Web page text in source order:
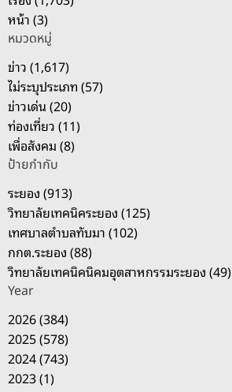
สำ
ห
รั
บ
:
หน้า (3)
หมวดหมู่
ข่าว (1,617)
ไม่ระบุประเภท (57)
ข่าวเด่น (20)
ท่องเที่ยว (11)
เพื่อสังคม (8)
ป้ายกำกับ
ระยอง (913)
วิทยาลัยเทคนิคระยอง (125)
เทศบาลตำบลทับมา (102)
กกต.ระยอง (88)
วิทยาลัยเทคนิคนิคมอุตสาหกรรมระยอง (49)
Year
2026 (384)
2025 (578)
2024 (743)
2023 (1)